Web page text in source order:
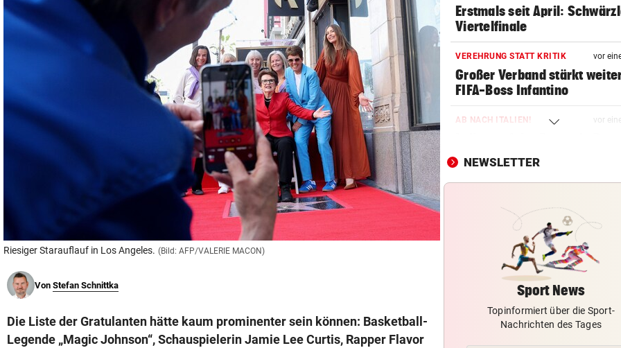
© Krone Multimedia GmbH & Co KG 2026
Muthgasse 2, 1190 Wien
Riesiger Starauflauf in Los Angeles. (Bild: AFP/VALERIE MACON)
Von Stefan Schnittka
Die Liste der Gratulanten hätte kaum prominenter sein können: Basketball-
Legende „Magic Johnson“, Schauspielerin Jamie Lee Curtis, Rapper Flavor
Erstmals seit April:
Viertelfinale
VEREHRUNG STATT KRITIK vor
Großer Verband stärkt
FIFA-Boss Infantino
AB NACH ITALIEN! vor
vermeldet Abgang
LANGER EUROPACUPABEND vor
und große Sorgen
GROSSE AUFREGUNG
Brandgefahr? Hitze löst vor
Störfeuer aus
HOCKEYCRACKS IM SOMMER vor
Klassek ist der Jannik
NEWSLETTER
Sport News
Topinformiert über die Sport-
Nachrichten des Tages